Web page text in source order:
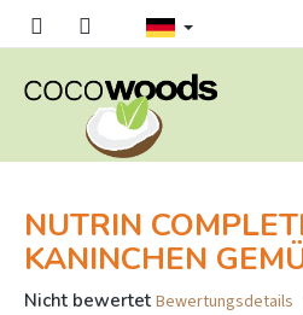
Inhalt
NUTRIN
KANINCHEN
Die
Nicht bewertet Bewertungsdetails